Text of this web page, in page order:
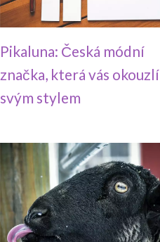
Pikaluna: Česká módní
značka, která vás okouzlí
svým stylem